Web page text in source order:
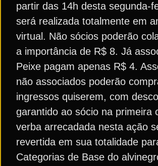
partir das 14h desta segunda-
será realizada totalmente em
virtual. Não sócios poderão
a importância de R$ 8. Já
Peixe pagam apenas R$ 4.
não associados poderão
ingressos quiserem, com
garantido ao sócio na primeira
verba arrecadada nesta ação
revertida em sua totalidade
Categorias de Base do